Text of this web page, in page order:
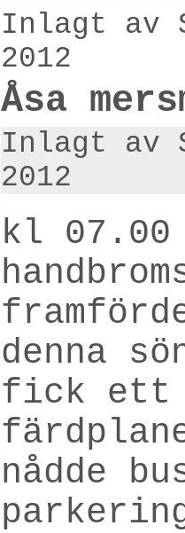
Inlagt av
2012
Åsa
Inlagt av
2012
kl
denna
fick ett
nådde